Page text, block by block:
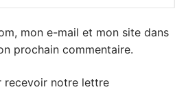
mon e-mail et mon site dans
prochain commentaire.
recevoir notre lettre